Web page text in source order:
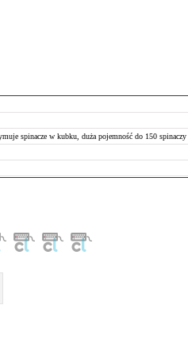
spinacze w kubku, duża pojemność do 150 spinaczy